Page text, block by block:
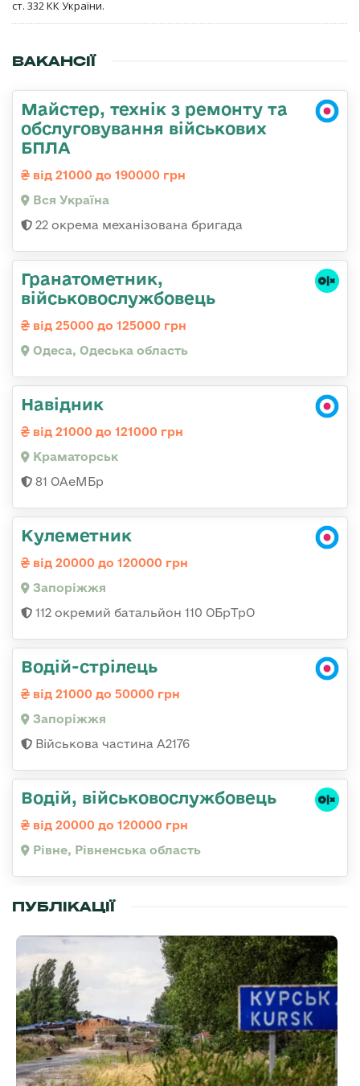
ст. 332 КК України.
ВАКАНСІЇ
Майстер, технік з ремонту та
обслуговування військових
БПЛА
від 21000 до 190000 грн
Вся Україна
22 окрема механізована бригада
Гранатометник,
військовослужбовець
від 25000 до 125000 грн
Одеса, Одеська область
Навідник
від 21000 до 121000 грн
Краматорськ
81 ОАеМБр
Кулеметник
від 20000 до 120000 грн
Запоріжжя
112 окремий батальйон 110 ОБрТрО
Водій-стрілець
від 21000 до 50000 грн
Запоріжжя
Військова частина А2176
Водій, військовослужбовець
від 20000 до 120000 грн
Рівне, Рівненська область
ПУБЛІКАЦІЇ